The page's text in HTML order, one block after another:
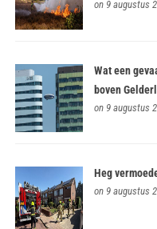
on 9 augustus
Wat een
boven
on 9 augustus
Heg
on 9 augustus